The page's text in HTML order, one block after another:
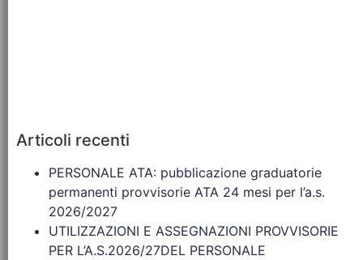
Articoli recenti
PERSONALE ATA: pubblicazione graduatorie
permanenti provvisorie ATA 24 mesi per l’a.s.
2026/2027
UTILIZZAZIONI E ASSEGNAZIONI PROVVISORIE
PER L’A.S.2026/27DEL PERSONALE